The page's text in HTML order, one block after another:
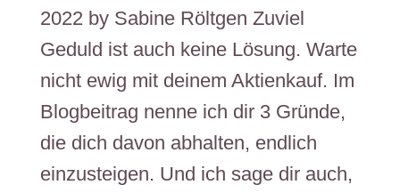
2022 by Sabine Röltgen Zuviel
Geduld ist auch keine Lösung. Warte
nicht ewig mit deinem Aktienkauf. Im
Blogbeitrag nenne ich dir 3 Gründe,
die dich davon abhalten, endlich
einzusteigen. Und ich sage dir auch,